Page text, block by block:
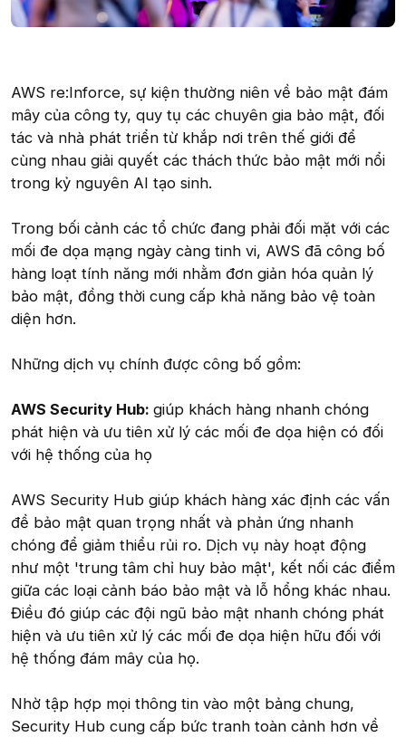
AWS re:Inforce, sự kiện thường niên về bảo mật đám
mây của công ty, quy tụ các chuyên gia bảo mật, đối
tác và nhà phát triển từ khắp nơi trên thế giới để
cùng nhau giải quyết các thách thức bảo mật mới nổi
trong kỷ nguyên AI tạo sinh.
Trong bối cảnh các tổ chức đang phải đối mặt với các
mối đe dọa mạng ngày càng tinh vi, AWS đã công bố
hàng loạt tính năng mới nhằm đơn giản hóa quản lý
bảo mật, đồng thời cung cấp khả năng bảo vệ toàn
diện hơn.
Những dịch vụ chính được công bố gồm:
AWS Security Hub: giúp khách hàng nhanh chóng
phát hiện và ưu tiên xử lý các mối đe dọa hiện có đối
với hệ thống của họ
AWS Security Hub giúp khách hàng xác định các vấn
đề bảo mật quan trọng nhất và phản ứng nhanh
chóng để giảm thiểu rủi ro. Dịch vụ này hoạt động
như một 'trung tâm chỉ huy bảo mật', kết nối các điểm
giữa các loại cảnh báo bảo mật và lỗ hổng khác nhau.
Điều đó giúp các đội ngũ bảo mật nhanh chóng phát
hiện và ưu tiên xử lý các mối đe dọa hiện hữu đối với
hệ thống đám mây của họ.
Nhờ tập hợp mọi thông tin vào một bảng chung,
Security Hub cung cấp bức tranh toàn cảnh hơn về